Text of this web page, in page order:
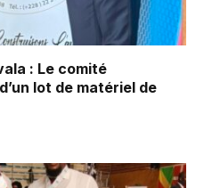
: Le comité
lot de matériel de